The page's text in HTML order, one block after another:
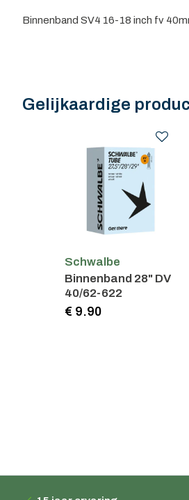
Binnenband SV4 16-18 inch fv
Gelijkaardige
Schwalbe
Binnenband 28" DV
40/62-622
€ 9.90